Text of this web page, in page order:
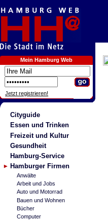
Mein Hamburg Web
Jetzt registrieren!
Cityguide
Essen und Trinken
Freizeit und Kultur
Gesundheit
Hamburg-Service
Hamburger Firmen
Anwälte
Arbeit und Jobs
Auto und Motorrad
Bauen und Wohnen
Bücher
Computer